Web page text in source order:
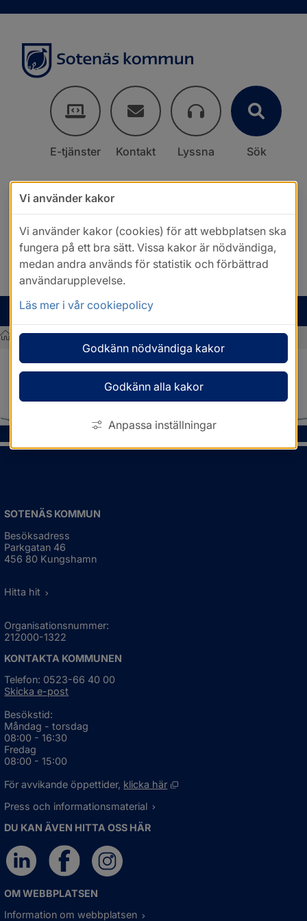
E-tjänster Kontakt Lyssna Sök
MENY
Sotenäs kommun
/ Nyhetsarkiv
Nyhetsarkiv
SOTENÄS KOMMUN
Besöksadress
Parkgatan 46
456 80 Kungshamn
Hitta hit
Organisationsnummer:
212000-1322
KONTAKTA KOMMUNEN
Telefon: 0523-66 40 00
Skicka e-post
Besökstid:
Måndag - torsdag
08:00 - 16:30
Fredag
08:00 - 15:00
För avvikande öppettider, klicka här
Öppnas i nytt fönster.
Press och informationsmaterial
DU KAN ÄVEN HITTA OSS HÄR
OM WEBBPLATSEN
Information om webbplatsen
Vi använder kakor
Vi använder kakor (cookies) för att webbplatsen ska
fungera på ett bra sätt. Vissa kakor är nödvändiga,
medan andra används för statistik och förbättrad
användarupplevelse.
Läs mer i vår cookiepolicy
Godkänn nödvändiga kakor
Godkänn alla kakor
Anpassa inställningar